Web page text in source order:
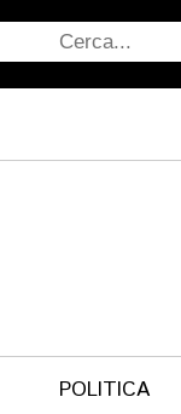
POLITICA